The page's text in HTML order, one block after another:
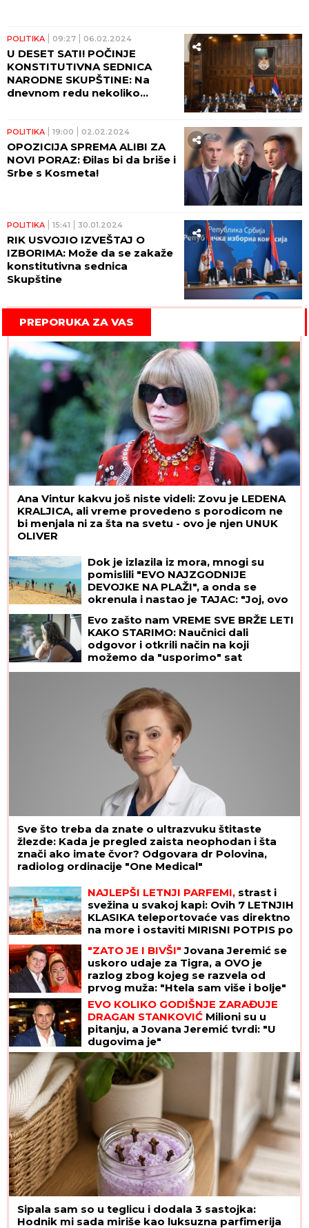
POLITIKA 09:27 06.02.2024
U DESET SATI! POČINJE
KONSTITUTIVNA SEDNICA
NARODNE SKUPŠTINE: Na
dnevnom redu nekoliko
POLITIKA 19:00 02.02.2024
OPOZICIJA SPREMA ALIBI ZA
NOVI PORAZ: Đilas bi da briše i
Srbe s Kosmeta!
POLITIKA 15:41 30.01.2024
RIK USVOJIO IZVEŠTAJ O
IZBORIMA: Može da se zakaže
konstitutivna sednica
Skupštine
PREPORUKA ZA VAS
Ana Vintur kakvu još niste videli: Zovu je LEDENA
KRALJICA, ali vreme provedeno s porodicom ne
bi menjala ni za šta na svetu - ovo je njen UNUK
OLIVER
Dok je izlazila iz mora, mnogi su
pomislili "EVO NAJZGODNIJE
DEVOJKE NA PLAŽI", a onda se
okrenula i nastao je TAJAC: "Joj, ovo
Evo zašto nam VREME SVE BRŽE LETI
KAKO STARIMO: Naučnici dali
odgovor i otkrili način na koji
možemo da "usporimo" sat
Sve što treba da znate o ultrazvuku štitaste
žlezde: Kada je pregled zaista neophodan i šta
znači ako imate čvor? Odgovara dr Polovina,
radiolog ordinacije "One Medical"
NAJLEPŠI LETNJI PARFEMI, strast i
svežina u svakoj kapi: Ovih 7 LETNJIH
KLASIKA teleportovaće vas direktno
na more i ostaviti MIRISNI POTPIS po
kojem će vas svi pamtiti
"ZATO JE I BIVŠI" Jovana Jeremić se
uskoro udaje za Tigra, a OVO je
razlog zbog kojeg se razvela od
prvog muža: "Htela sam više i bolje"
EVO KOLIKO GODIŠNJE ZARAĐUJE
DRAGAN STANKOVIĆ Milioni su u
pitanju, a Jovana Jeremić tvrdi: "U
dugovima je"
Sipala sam so u teglicu i dodala 3 sastojka:
Hodnik mi sada miriše kao luksuzna parfimerija